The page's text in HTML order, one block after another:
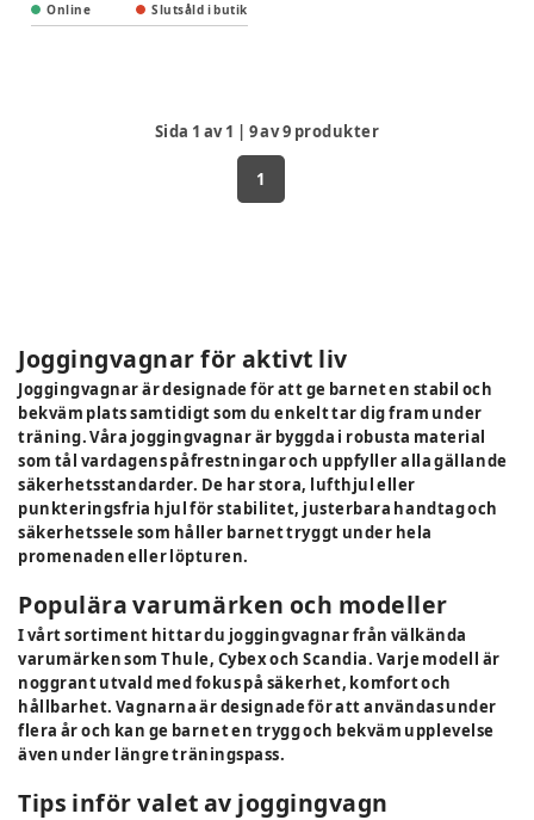
Online Slutsåld i butik
Sida 1 av1 | 9av9 produkter
1
Joggingvagnar för aktivt liv
Joggingvagnar är designade för att ge barnet en stabil och
bekväm plats samtidigt som du enkelt tar dig fram under
träning. Våra joggingvagnar är byggda i robusta material
som tål vardagens påfrestningar och uppfyller alla gällande
säkerhetsstandarder. De har stora, lufthjul eller
punkteringsfria hjul för stabilitet, justerbara handtag och
säkerhetssele som håller barnet tryggt under hela
promenaden eller löpturen.
Populära varumärken och modeller
I vårt sortiment hittar du joggingvagnar från välkända
varumärken som Thule, Cybex och Scandia. Varje modell är
noggrant utvald med fokus på säkerhet, komfort och
hållbarhet. Vagnarna är designade för att användas under
flera år och kan ge barnet en trygg och bekväm upplevelse
även under längre träningspass.
Tips inför valet av joggingvagn